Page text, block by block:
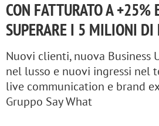
CON FATTURATO A +25%
SUPERARE I 5 MILIONI
Nuovi clienti, nuova Business
nel lusso e nuovi ingressi nel
live communication e brand
Gruppo Say What